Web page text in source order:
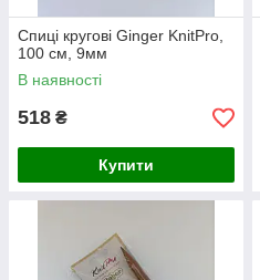
Спиці кругові Ginger KnitPro,
100 см, 9мм
В наявності
518 ₴
Купити